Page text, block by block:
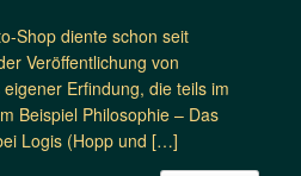
Shop diente schon seit
Veröffentlichung von
Erfindung, die teils im
Beispiel Philosophie – Das
Logis (Hopp und […]